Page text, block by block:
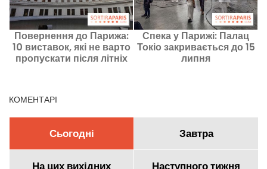
Повернення до Парижа:
10 виставок, які не варто
пропускати після літніх
Спека у Парижі: Палац
Токіо закривається до 15
липня
КОМЕНТАРІ
Сьогодні Завтра
На цих вихідних Наступного тижня